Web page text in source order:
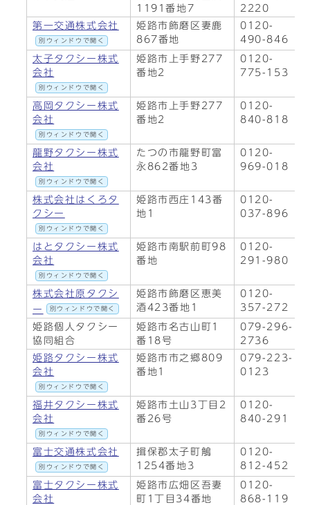
1191番地7
2220
第一交通株式会社
別ウィンドウで開く
姫路市飾磨区妻鹿
867番地
0120-
490-846
太子タクシー株式
会社
別ウィンドウで開く
姫路市上手野277
番地2
0120-
775-153
高岡タクシー株式
会社
別ウィンドウで開く
姫路市上手野277
番地2
0120-
840-818
龍野タクシー株式
会社
別ウィンドウで開く
たつの市龍野町富
永862番地3
0120-
969-018
株式会社はくろタ
クシー
別ウィンドウで開く
姫路市西庄143番
地1
0120-
037-896
はとタクシー株式
会社
別ウィンドウで開く
姫路市南駅前町98
番地
0120-
291-980
株式会社原タクシ
ー
別ウィンドウで開く
姫路市飾磨区恵美
酒423番地1
0120-
357-272
姫路個人タクシー
協同組合
姫路市名古山町1
番18号
079-296-
2736
姫路タクシー株式
会社
別ウィンドウで開く
姫路市市之郷809
番地1
079-223-
0123
福井タクシー株式
会社
別ウィンドウで開く
姫路市土山3丁目2
番26号
0120-
840-291
富士交通株式会社
別ウィンドウで開く
揖保郡太子町鵤
1254番地3
0120-
812-452
富士タクシー株式
会社
姫路市広畑区吾妻
町1丁目34番地
0120-
868-119